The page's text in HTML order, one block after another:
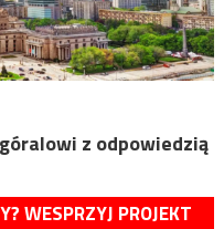
z odpowiedzią
WESPRZYJ PROJEKT